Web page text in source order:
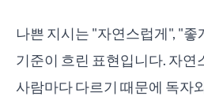
나쁜 지시는 "자연스럽게", "좋
기준이 흐린 표현입니다. 자연
사람마다 다르기 때문에 독자